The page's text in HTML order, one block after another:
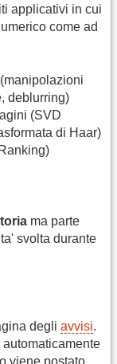
applicativi in cui
come ad
deblurring)
(SVD
di Haar)
ma parte
svolta durante
degli avvisi.
viene postato.